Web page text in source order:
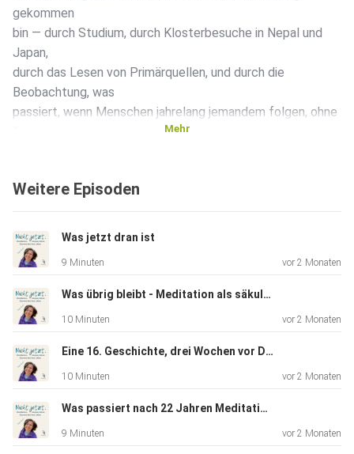
gekommen
bin — durch Studium, durch Klosterbesuche in Nepal und
Japan,
durch das Lesen von Primärquellen, und durch die
Beobachtung, was
passiert, wenn Menschen jahrelang jemandem folgen, ohne
· Das Guru-Modell in der Meditationswelt und warum es
Abhängigkeit erzeugen kann
· Warum Eigenverantwortung keine Abkürzung ist, sondern
der
Mehr
Weitere Episoden
Was jetzt dran ist
9 Minuten vor 2 Monaten
Was übrig bleibt - Meditation als säkulare Praxis
10 Minuten vor 2 Monaten
Eine 16. Geschichte, drei Wochen vor Druck
10 Minuten vor 2 Monaten
Was passiert nach 22 Jahren Meditation? Drei ehrliche Beobachtungen
9 Minuten vor 2 Monaten